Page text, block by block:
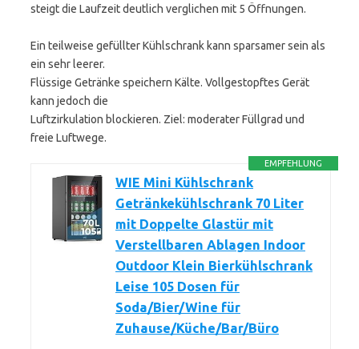
steigt die Laufzeit deutlich verglichen mit 5 Öffnungen.
Ein teilweise gefüllter Kühlschrank kann sparsamer sein als
ein sehr leerer.
Flüssige Getränke speichern Kälte. Vollgestopftes Gerät
kann jedoch die
Luftzirkulation blockieren. Ziel: moderater Füllgrad und
freie Luftwege.
EMPFEHLUNG
WIE Mini Kühlschrank
Getränkekühlschrank 70 Liter
mit Doppelte Glastür mit
Verstellbaren Ablagen Indoor
Outdoor Klein Bierkühlschrank
Leise 105 Dosen für
Soda/Bier/Wine für
Zuhause/Küche/Bar/Büro